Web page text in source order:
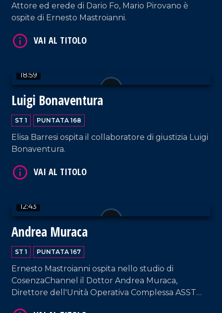
Attore ed erede di Dario Fo, Mario Pirovano è
ospite di Ernesto Mastroianni.
18:59
Luigi Bonaventura
ST 1 PUNTATA 168
Elisa Barresi ospita il collaboratore di giustizia Luigi
Bonaventura.
12:43
Andrea Muraca
ST 1 PUNTATA 167
Ernesto Mastroianni ospita nello studio di
CosenzaChannel il Dottor Andrea Muraca,
Direttore dell'Unità Operativa Complessa ASST
VAI AL TITOLO
VAI AL TITOLO
VAI AL TITOLO